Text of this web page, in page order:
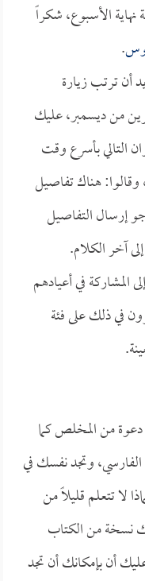
الأسبوع، شكراً
.
أن ترتب زيارة
من ديسمبر، عليك
التالي بأسرع وقت
وقالوا: هناك تفاصيل
إرسال التفاصيل
آخر الكلام.
المشاركة في أعيادهم
في ذلك على فئة
من المخلص كما
وتجد نفسك في
لا تتعلم قليلاً من
نسخة من الكتاب
أن بإمكانك أن تجد